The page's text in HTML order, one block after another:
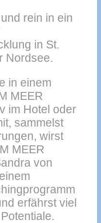
rein in ein
in St.
Nordsee.
in einem
MEER
im Hotel oder
sammelst
wirst
MEER
von
erfährst viel